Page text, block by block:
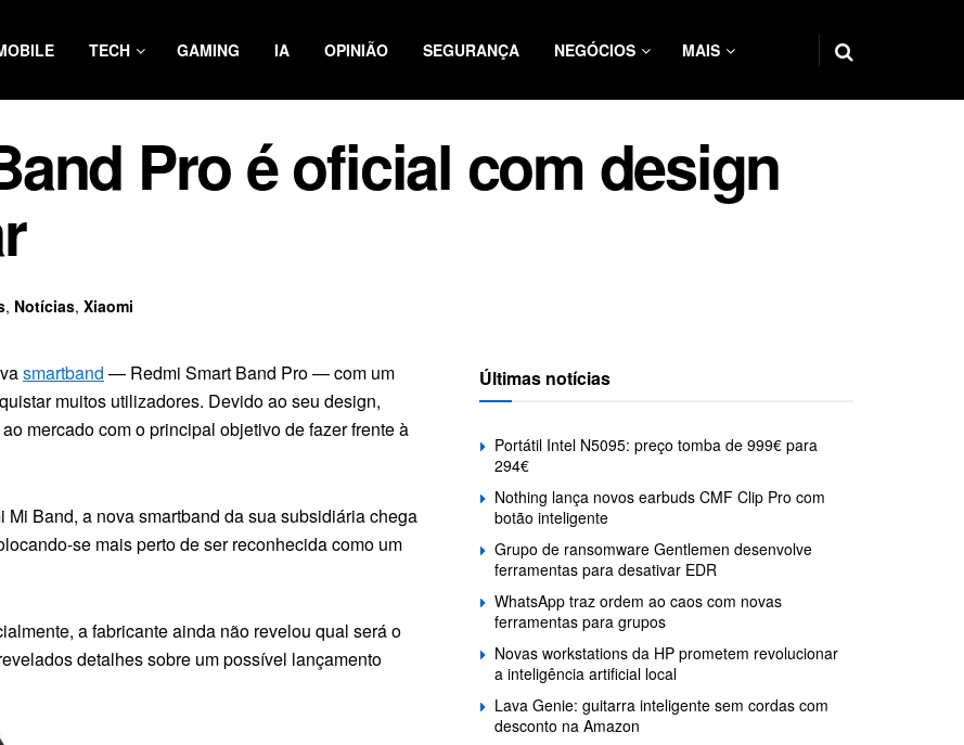
TECH GAMING IA OPINIÃO SEGURANÇA NEGÓCIOS MAIS
Pro é oficial com design
, Notícias, Xiaomi
smartband — Redmi Smart Band Pro — com um
muitos utilizadores. Devido ao seu design,
mercado com o principal objetivo de fazer frente à
Band, a nova smartband da sua subsidiária chega
se mais perto de ser reconhecida como um
a fabricante ainda não revelou qual será o
detalhes sobre um possível lançamento
Últimas notícias
Portátil Intel N5095: preço tomba de 999€ para
294€
Nothing lança novos earbuds CMF Clip Pro com
botão inteligente
Grupo de ransomware Gentlemen desenvolve
ferramentas para desativar EDR
WhatsApp traz ordem ao caos com novas
ferramentas para grupos
Novas workstations da HP prometem revolucionar
a inteligência artificial local
Lava Genie: guitarra inteligente sem cordas com
desconto na Amazon